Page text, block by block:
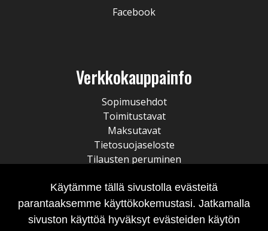
Facebook
Verkkokauppainfo
Sopimusehdot
Toimitustavat
Maksutavat
Tietosuojaseloste
Tilausten peruminen
Käytämme tällä sivustolla evästeitä
parantaaksemme käyttökokemustasi. Jatkamalla
sivuston käyttöä hyväksyt evästeiden käytön